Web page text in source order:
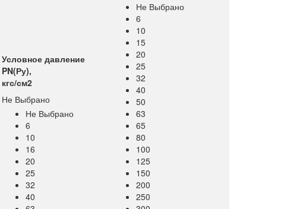
Условное давление
PN(Ру),
кгс/см2
Не Выбрано
Не Выбрано
6
10
16
20
25
32
40
Не Выбрано
6
10
15
20
25
32
40
50
63
65
80
100
125
150
200
250